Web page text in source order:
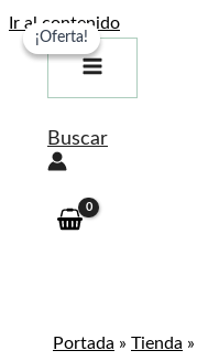
Ir al contenido
Buscar
Portada » Tienda »
¡Oferta!
¡Oferta!